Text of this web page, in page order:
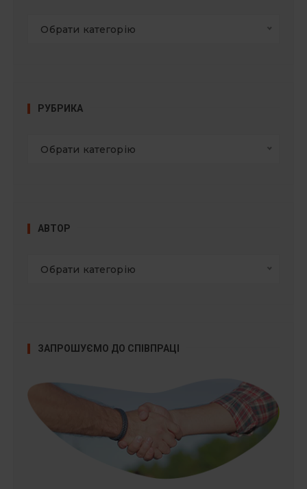
Обрати категорію
РУБРИКА
Обрати категорію
АВТОР
Обрати категорію
ЗАПРОШУЄМО ДО СПІВПРАЦІ